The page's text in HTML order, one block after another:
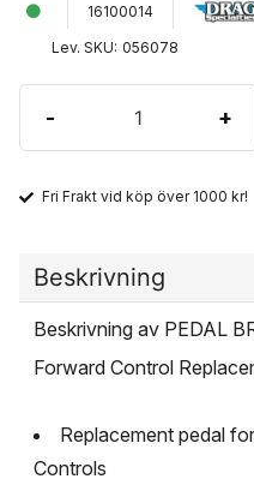
16100014
Lev. SKU: 056078
- +
Fri Frakt vid köp över 1000 kr!
Beskrivning
Beskrivning av PEDAL
Forward Control
Replacement pedal
Controls